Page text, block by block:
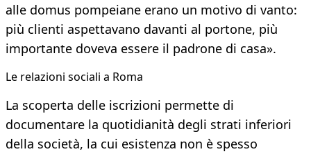
alle domus pompeiane erano un motivo di vanto:
più clienti aspettavano davanti al portone, più
importante doveva essere il padrone di casa».
Le relazioni sociali a Roma
La scoperta delle iscrizioni permette di
documentare la quotidianità degli strati inferiori
della società, la cui esistenza non è spesso